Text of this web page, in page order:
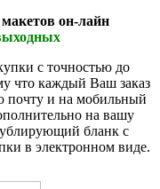
он-лайн
с точностью до
что каждый Ваш заказ
почту и на мобильный
на вашу
бланк с
в электронном виде.